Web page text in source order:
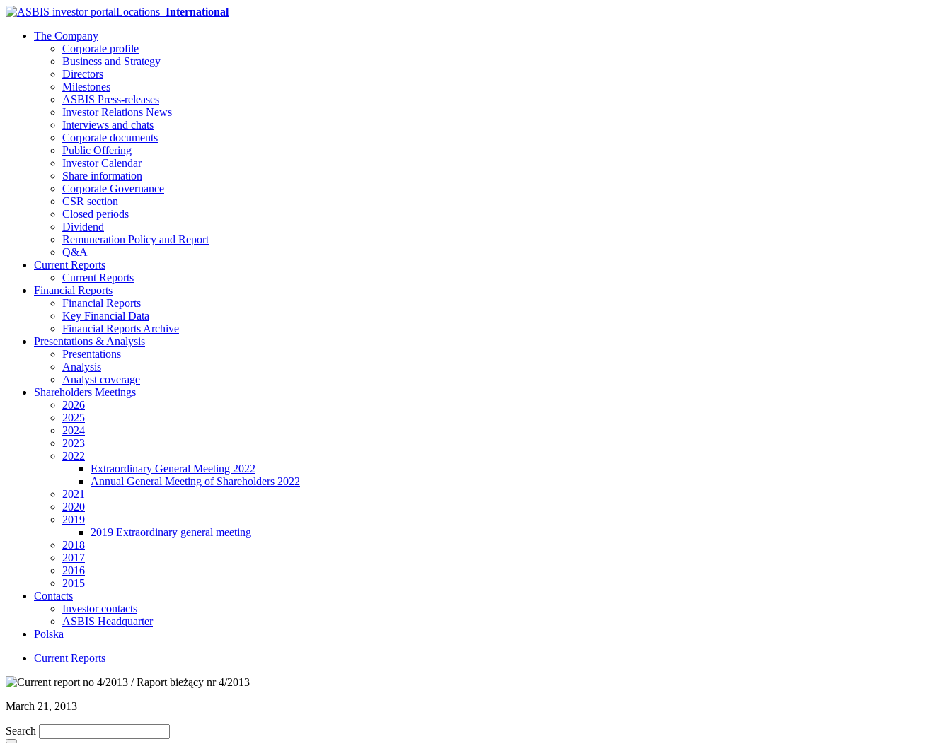
Locations International
The Company
Corporate profile
Business and Strategy
Directors
Milestones
ASBIS Press-releases
Investor Relations News
Interviews and chats
Corporate documents
Public Offering
Investor Calendar
Share information
Corporate Governance
CSR section
Closed periods
Dividend
Remuneration Policy and Report
Q&A
Current Reports
Current Reports
Financial Reports
Financial Reports
Key Financial Data
Financial Reports Archive
Presentations & Analysis
Presentations
Analysis
Analyst coverage
Shareholders Meetings
2026
2025
2024
2023
2022
Extraordinary General Meeting 2022
Annual General Meeting of Shareholders 2022
2021
2020
2019
2019 Extraordinary general meeting
2018
2017
2016
2015
Contacts
Investor contacts
ASBIS Headquarter
Polska
Current Reports
March 21, 2013
Search